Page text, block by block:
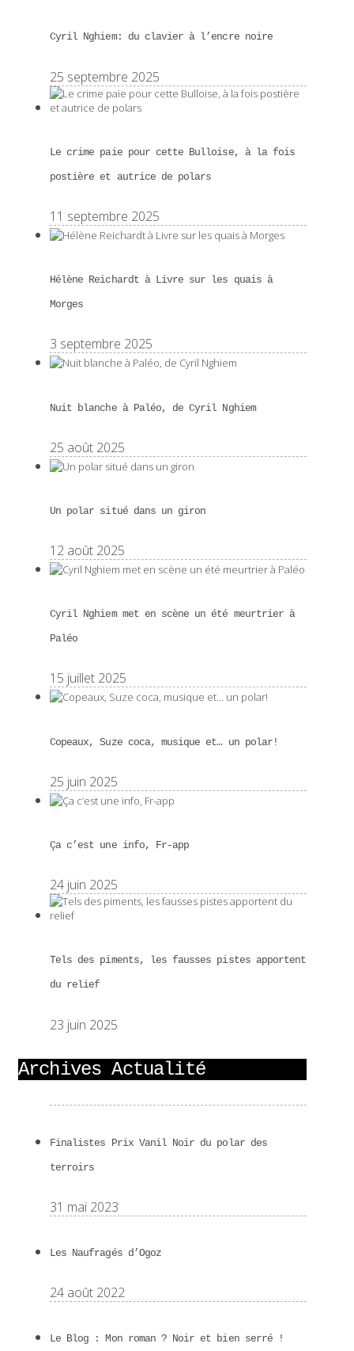
Cyril Nghiem: du clavier à l’encre noire
25 septembre 2025
Le crime paie pour cette Bulloise, à la fois
postière et autrice de polars
11 septembre 2025
Hélène Reichardt à Livre sur les quais à
Morges
3 septembre 2025
Nuit blanche à Paléo, de Cyril Nghiem
25 août 2025
Un polar situé dans un giron
12 août 2025
Cyril Nghiem met en scène un été meurtrier à
Paléo
15 juillet 2025
Copeaux, Suze coca, musique et… un polar!
25 juin 2025
Ça c’est une info, Fr-app
24 juin 2025
Tels des piments, les fausses pistes apportent
du relief
23 juin 2025
Archives Actualité
Finalistes Prix Vanil Noir du polar des
terroirs
31 mai 2023
Les Naufragés d’Ogoz
24 août 2022
Le Blog : Mon roman ? Noir et bien serré !